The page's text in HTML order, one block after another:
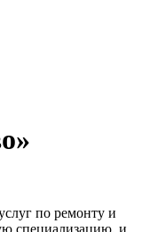
по ремонту и